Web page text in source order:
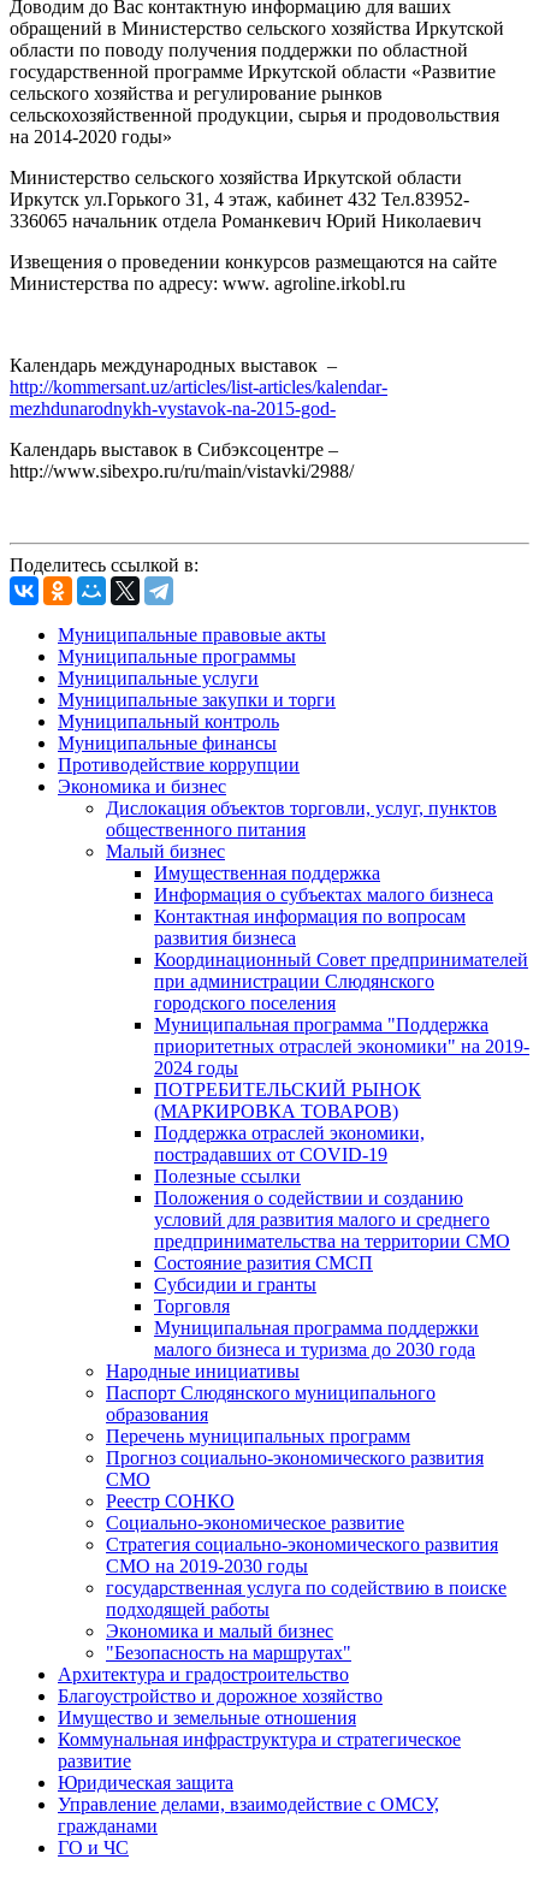
Доводим до Вас контактную информацию для ваших
обращений в Министерство сельского хозяйства Иркутской
области по поводу получения поддержки по областной
государственной программе Иркутской области «Развитие
сельского хозяйства и регулирование рынков
сельскохозяйственной продукции, сырья и продовольствия
на 2014-2020 годы»
Министерство сельского хозяйства Иркутской области
Иркутск ул.Горького 31, 4 этаж, кабинет 432 Тел.83952-
336065 начальник отдела Романкевич Юрий Николаевич
Извещения о проведении конкурсов размещаются на сайте
Министерства по адресу: www. agroline.irkobl.ru
Календарь международных выставок –
http://kommersant.uz/articles/list-articles/kalendar-
mezhdunarodnykh-vystavok-na-2015-god-
Календарь выставок в Сибэксоцентре –
http://www.sibexpo.ru/ru/main/vistavki/2988/
Поделитесь ссылкой в:
Муниципальные правовые акты
Муниципальные программы
Муниципальные услуги
Муниципальные закупки и торги
Муниципальный контроль
Муниципальные финансы
Противодействие коррупции
Экономика и бизнес
Дислокация объектов торговли, услуг, пунктов
общественного питания
Малый бизнес
Имущественная поддержка
Информация о субъектах малого бизнеса
Контактная информация по вопросам
развития бизнеса
Координационный Совет предпринимателей
при администрации Слюдянского
городского поселения
Муниципальная программа "Поддержка
приоритетных отраслей экономики" на 2019-
2024 годы
ПОТРЕБИТЕЛЬСКИЙ РЫНОК
(МАРКИРОВКА ТОВАРОВ)
Поддержка отраслей экономики,
пострадавших от COVID-19
Полезные ссылки
Положения о содействии и созданию
условий для развития малого и среднего
предпринимательства на территории СМО
Состояние разития СМСП
Субсидии и гранты
Торговля
Муниципальная программа поддержки
малого бизнеса и туризма до 2030 года
Народные инициативы
Паспорт Слюдянского муниципального
образования
Перечень муниципальных программ
Прогноз социально-экономического развития
СМО
Реестр СОНКО
Социально-экономическое развитие
Стратегия социально-экономического развития
СМО на 2019-2030 годы
государственная услуга по содействию в поиске
подходящей работы
Экономика и малый бизнес
"Безопасность на маршрутах"
Архитектура и градостроительство
Благоустройство и дорожное хозяйство
Имущество и земельные отношения
Коммунальная инфраструктура и стратегическое
развитие
Юридическая защита
Управление делами, взаимодействие с ОМСУ,
гражданами
ГО и ЧС